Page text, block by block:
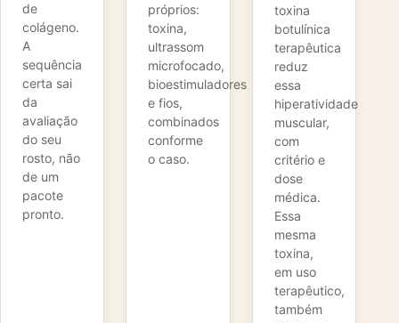
de
colágeno.
A
sequência
certa sai
da
avaliação
do seu
rosto, não
de um
pacote
pronto.
próprios:
toxina,
ultrassom
microfocado,
bioestimuladores
e fios,
combinados
conforme
o caso.
toxina
botulínica
terapêutica
reduz
essa
hiperatividade
muscular,
com
critério e
dose
médica.
Essa
mesma
toxina,
em uso
terapêutico,
também